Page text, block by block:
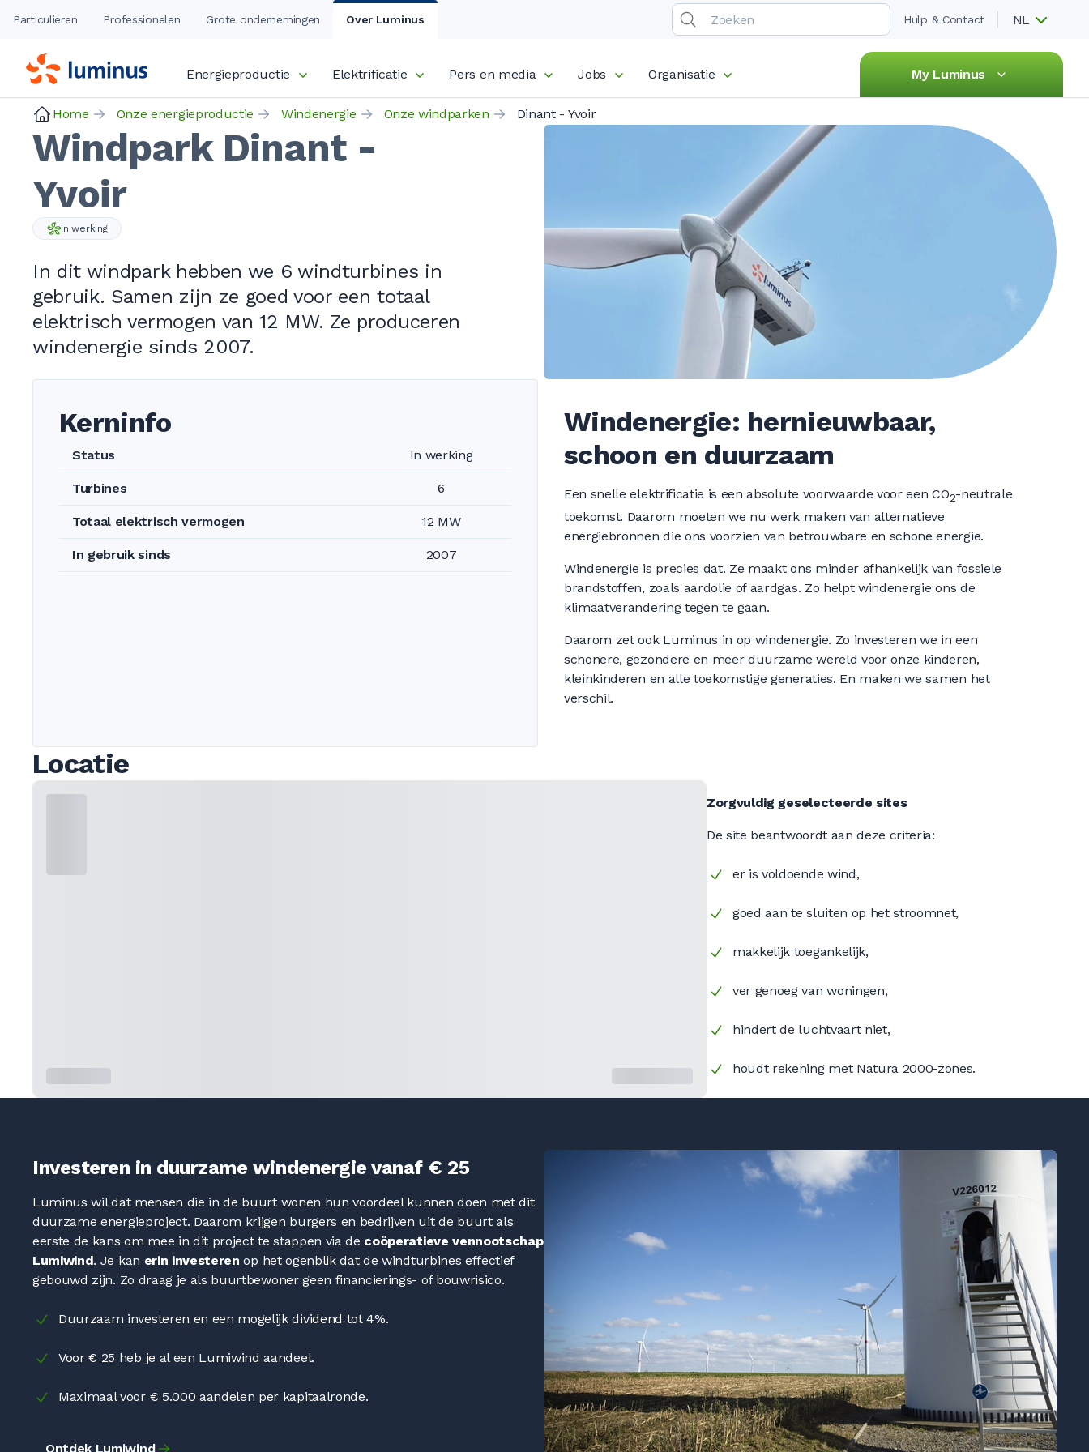
Particulieren Professionelen Grote ondernemingen Over Luminus Hulp & Contact NL
Energieproductie Elektrificatie Pers en media Jobs Organisatie My Luminus
Home Onze energieproductie Windenergie Onze windparken Dinant - Yvoir
Windpark Dinant -
Yvoir
In werking
In dit windpark hebben we 6 windturbines in
gebruik. Samen zijn ze goed voor een totaal
elektrisch vermogen van12 MW. Ze produceren
windenergie sinds 2007.
Kerninfo
Status In werking
Turbines 6
Totaal elektrisch vermogen 12 MW
In gebruik sinds 2007
Windenergie: hernieuwbaar,
schoon en duurzaam
Een snelle elektrificatie is een absolute voorwaarde voor een CO2-neutrale
toekomst. Daarom moeten we nu werk maken van alternatieve
energiebronnen die ons voorzien van betrouwbare en schone energie.
Windenergie is precies dat. Ze maakt ons minder afhankelijk van fossiele
brandstoffen, zoals aardolie of aardgas. Zo helpt windenergie ons de
klimaatverandering tegen te gaan.
Daarom zet ook Luminus in op windenergie. Zo investeren we in een
schonere, gezondere en meer duurzame wereld voor onze kinderen,
kleinkinderen en alle toekomstige generaties. En maken we samen het
verschil.
Locatie
Zorgvuldig geselecteerde sites
De site beantwoordt aan deze criteria:
er is voldoende wind,
goed aan te sluiten op het stroomnet,
makkelijk toegankelijk,
ver genoeg van woningen,
hindert de luchtvaart niet,
houdt rekening met Natura 2000-zones.
Investeren in duurzame windenergie vanaf € 25
Luminus wil dat mensen die in de buurt wonen hun voordeel kunnen doen met dit
duurzame energieproject. Daarom krijgen burgers en bedrijven uit de buurt als
eerste de kans om mee in dit project te stappen via de coöperatieve vennootschap
Lumiwind. Je kan erin investeren op het ogenblik dat de windturbines effectief
gebouwd zijn. Zo draag je als buurtbewoner geen financierings- of bouwrisico.
Duurzaam investeren en een mogelijk dividend tot 4%.
Voor € 25 heb je al een Lumiwind aandeel.
Maximaal voor € 5.000 aandelen per kapitaalronde.
Ontdek Lumiwind